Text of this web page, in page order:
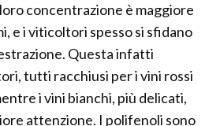
concentrazione è maggiore
e i viticoltori spesso si sfidano
Questa infatti
tutti racchiusi per i vini rossi
i vini bianchi, più delicati,
attenzione. I polifenoli sono